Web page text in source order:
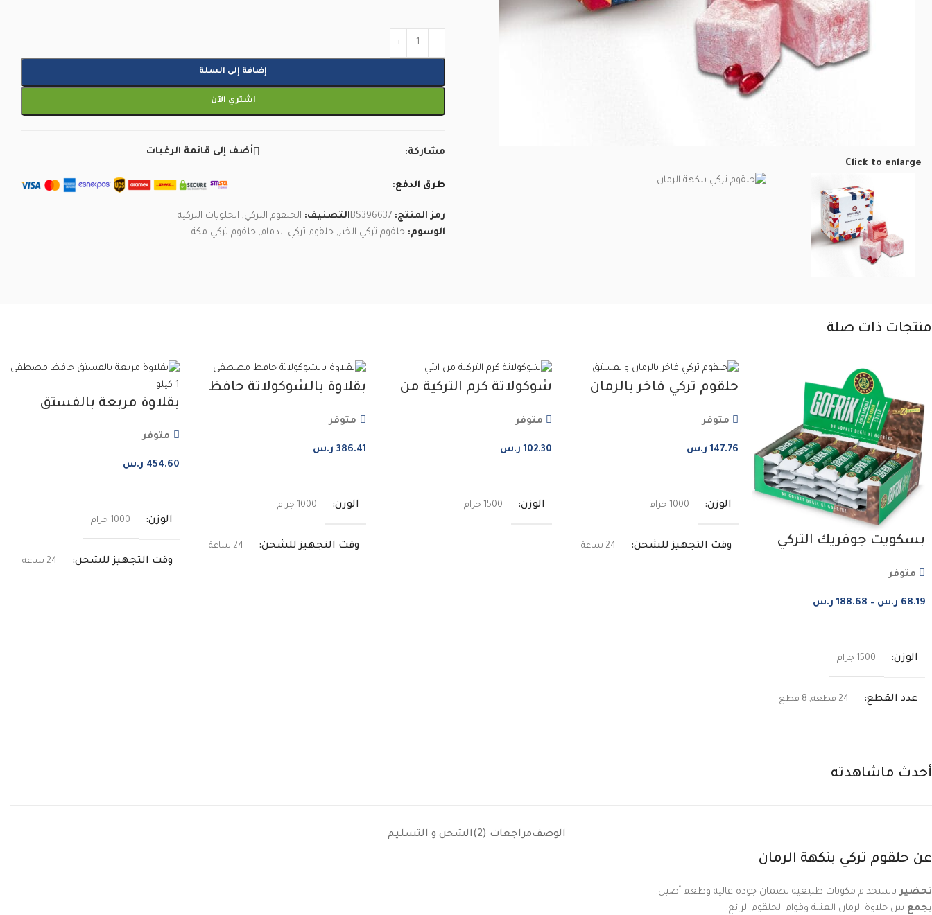
Click to enlarge
إضافة إلى السلة
اشتري الآن
أضف إلى قائمة الرغبات مشاركة:
طرق الدفع:
رمز المنتج: BS396637التصنيف: الحلقوم التركي, الحلويات التركية
الوسوم: حلقوم تركي الخبر, حلقوم تركي الدمام, حلقوم تركي مكة
منتجات ذات صلة
بسكويت جوفريك التركي
الشوكلاتة الداكنة
متوفر
68.19 ر.س –
188.68 ر.س
الوزن 1500 جرام
عدد القطع 24 قطعة , 8 قطع
شوكولاتة داكنة,شيكولاتة حليب
حلقوم تركي فاخر بالرمان
متوفر
147.76 ر.س
الوزن 1000 جرام
وقت التجهيز للشحن 24 ساعة
شوكولاتة كرم التركية من
متوفر
102.30 ر.س
الوزن 1500 جرام
بقلاوة بالشوكولاتة حافظ
متوفر
386.41 ر.س
الوزن 1000 جرام
وقت التجهيز للشحن 24 ساعة
بقلاوة مربعة بالفستق
متوفر
454.60 ر.س
الوزن 1000 جرام
وقت التجهيز للشحن 24 ساعة
أحدث ماشاهدته
الوصفمراجعات (2) الشحن و التسليم
عن حلقوم تركي بنكهة الرمان
تحضيرباستخدام مكونات طبيعية لضمان جودة عالية وطعم أصيل.
يجمع بين حلاوة الرمان الغنية وقوام الحلقوم الرائع.